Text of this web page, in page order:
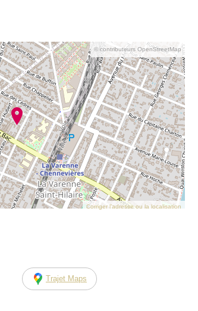
© contributeurs OpenStreetMap
Corriger l’adresse ou la localisation
Trajet Maps